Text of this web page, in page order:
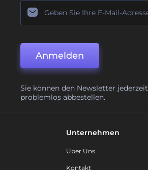
Anmelden
Sie können den Newsletter jederzeit
problemlos abbestellen.
Unternehmen
Über Uns
Kontakt